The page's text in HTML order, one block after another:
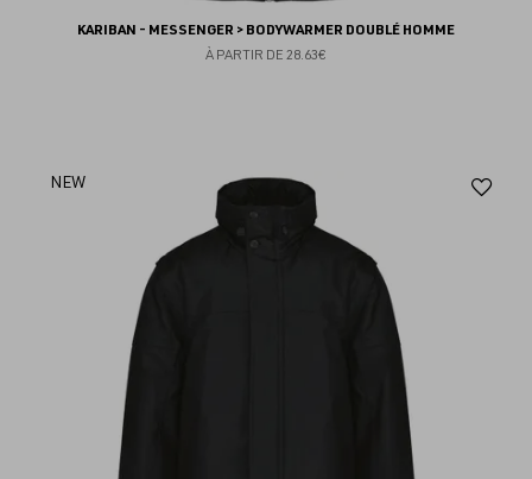
KARIBAN - MESSENGER > BODYWARMER DOUBLÉ HOMME
À PARTIR DE 28.63€
NEW